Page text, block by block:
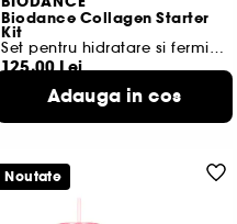
Biodance Collagen Starter
Kit
Set pentru hidratare si fermitate
125,00 Lei
119,05 Lei /
Adauga in cos
Noutate